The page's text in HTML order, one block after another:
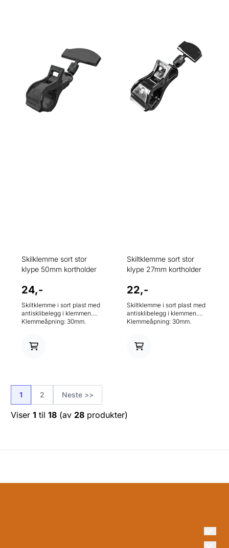
Skilklemme sort stor
klype 50mm kortholder
24,-
Skiltklemme i sort plast med
antisklibelegg i klemmen.
Klemmeåpning: 30mm.
Vinklingsbar
Skiltklemme sort stor
klype 27mm kortholder
22,-
Skiltklemme i sort plast med
antisklibelegg i klemmen.
Klemmeåpning: 30mm.
Vinklingsbar
1 2 Neste >>
Viser 1 til 18 (av 28 produkter)